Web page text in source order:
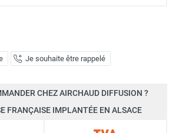
Je souhaite être rappelé
CHEZ AIRCHAUD DIFFUSION ?
FRANÇAISE IMPLANTÉE EN ALSACE